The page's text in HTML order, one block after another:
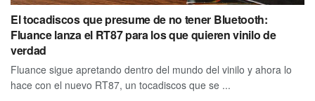
El tocadiscos que presume de no tener Bluetooth:
Fluance lanza el RT87 para los que quieren vinilo de
verdad
Fluance sigue apretando dentro del mundo del vinilo y ahora lo
hace con el nuevo RT87, un tocadiscos que se ...